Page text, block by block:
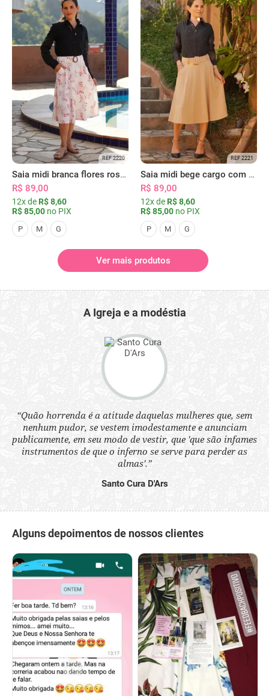
REF 2220
Saia midi branca flores rosas com bolsos
R$ 89,00
12x de R$ 8,60
R$ 85,00 no PIX
P M G
REF 2221
Saia midi bege cargo com bolsos
R$ 89,00
12x de R$ 8,60
R$ 85,00 no PIX
P M G
Ver mais produtos
A Igreja e a modéstia
“Quão horrenda é a atitude daquelas mulheres que, sem
nenhum pudor, se vestem imodestamente e anunciam
publicamente, em seu modo de vestir, que 'que são infames
instrumentos de que o inferno se serve para perder as
almas'.”
Santo Cura D'Ars
Alguns depoimentos de nossos clientes